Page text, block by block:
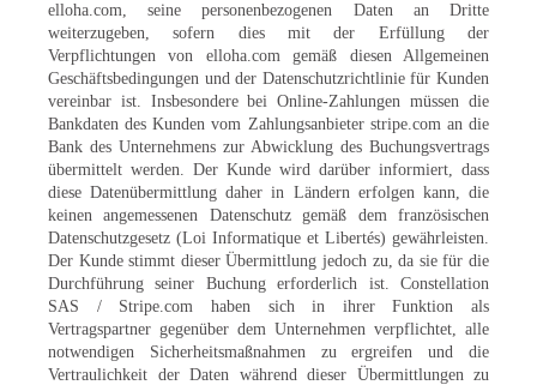
elloha.com, seine personenbezogenen Daten an Dritte
weiterzugeben, sofern dies mit der Erfüllung der
Verpflichtungen von elloha.com gemäß diesen Allgemeinen
Geschäftsbedingungen und der Datenschutzrichtlinie für Kunden
vereinbar ist. Insbesondere bei Online-Zahlungen müssen die
Bankdaten des Kunden vom Zahlungsanbieter stripe.com an die
Bank des Unternehmens zur Abwicklung des Buchungsvertrags
übermittelt werden. Der Kunde wird darüber informiert, dass
diese Datenübermittlung daher in Ländern erfolgen kann, die
keinen angemessenen Datenschutz gemäß dem französischen
Datenschutzgesetz (Loi Informatique et Libertés) gewährleisten.
Der Kunde stimmt dieser Übermittlung jedoch zu, da sie für die
Durchführung seiner Buchung erforderlich ist. Constellation
SAS / Stripe.com haben sich in ihrer Funktion als
Vertragspartner gegenüber dem Unternehmen verpflichtet, alle
notwendigen Sicherheitsmaßnahmen zu ergreifen und die
Vertraulichkeit der Daten während dieser Übermittlungen zu